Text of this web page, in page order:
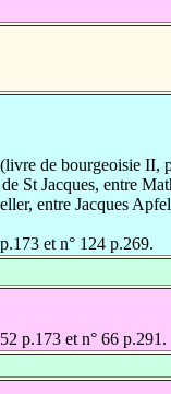
de bourgeoisie II,
St Jacques, entre
entre Jacques
et n° 124 p.269.
p.173 et n° 66 p.291.